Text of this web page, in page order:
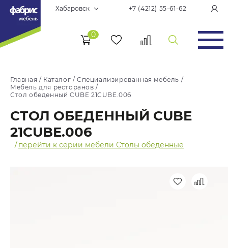
Хабаровск +7 (4212) 55-61-62
0
Главная / Каталог /Специализированная мебель /
Мебель для ресторанов /
Стол обеденный CUBE 21CUBE.006
СТОЛ ОБЕДЕННЫЙ CUBE
21CUBE.006
/перейти к серии мебели Столы обеденные